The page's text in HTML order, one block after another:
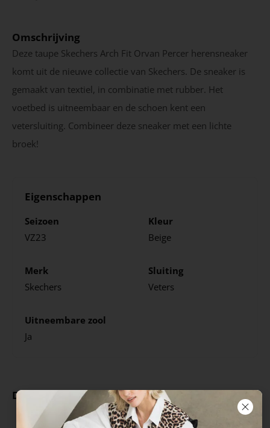
Omschrijving
Deze taupe Skechers Arch Fit Orvan Percer herensneaker
komt uit de nieuwe collectie van Skechers. De sneaker is
gemaakt van textiel, in combinatie met rubber. Het
voetbed is uitneembaar en de schoen kent een
vetersluiting. Combineer deze sneaker met een lichte
broek!
Eigenschappen
Seizoen
VZ23
Kleur
Beige
Merk
Skechers
Sluiting
Veters
Uitneembare zool
Ja
Deze producten ga je leuk vinden